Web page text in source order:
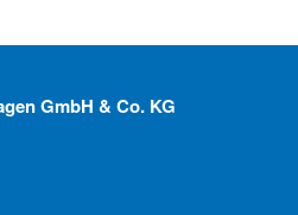
GmbH & Co. KG